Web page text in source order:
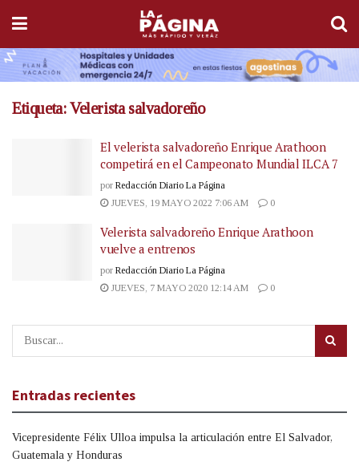
Etiqueta:Velerista salvadoreño
El velerista salvadoreño Enrique Arathoon
competirá en el Campeonato Mundial ILCA 7
por Redacción Diario La Página
JUEVES, 19 MAYO 2022 7:06 AM
0
Velerista salvadoreño Enrique Arathoon
vuelve a entrenos
por Redacción Diario La Página
JUEVES, 7 MAYO 2020 12:14 AM
0
Entradas recientes
Vicepresidente Félix Ulloa impulsa la articulación entre El Salvador,
Guatemala y Honduras